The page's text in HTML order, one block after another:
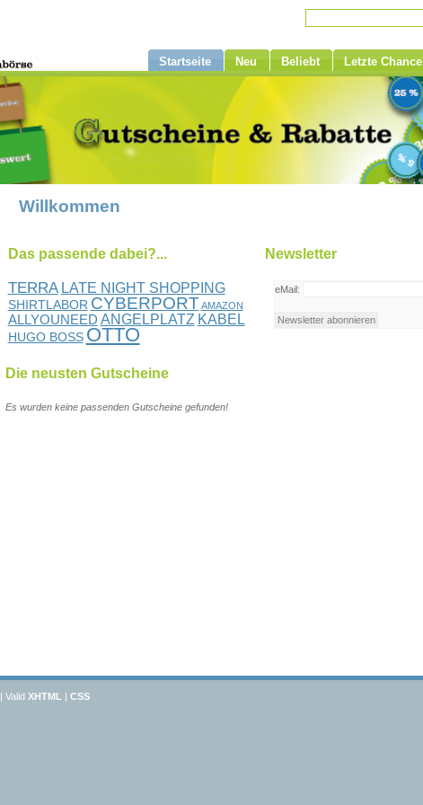
Startseite Neu Beliebt Letzte Chance
Willkommen
Das passende dabei?...
TERRA LATE NIGHT SHOPPING
SHIRTLABOR CYBERPORT AMAZON
ALLYOUNEED ANGELPLATZ KABEL
HUGO BOSS OTTO
Newsletter
eMail:
Die neusten Gutscheine
Es wurden keine passenden Gutscheine gefunden!
| Valid XHTML | CSS